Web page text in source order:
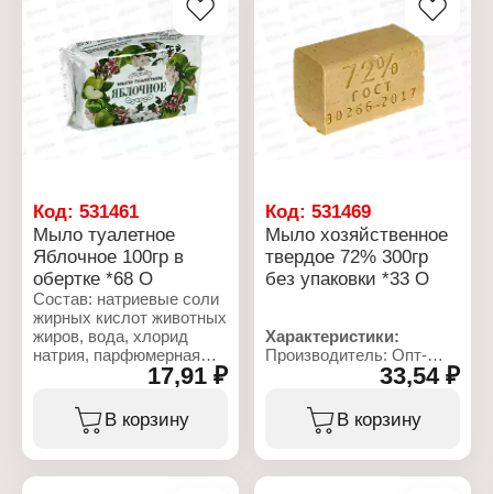
Код: 531461
Мыло туалетное
Яблочное 100гр в
обертке *68 О
Состав: натриевые соли
жирных кислот животных
жиров, вода, хлорид
натрия, парфюмерная
композиция, глицерин,
гидрооксид натрия,
диоксид титана.
17,91 ₽
В корзину
Код:531469
Мыло хозяйственное
твердое 72% 300гр
без упаковки *33 О
Характеристики:
Производитель: Опт-
Хозяйственное мыло
Процентное содержание
33,54 ₽
В корзину